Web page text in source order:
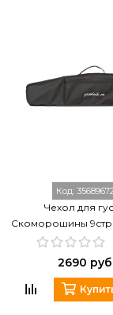
Код:
Чехол для
Скоморошины 9стр
GU-
2690 руб